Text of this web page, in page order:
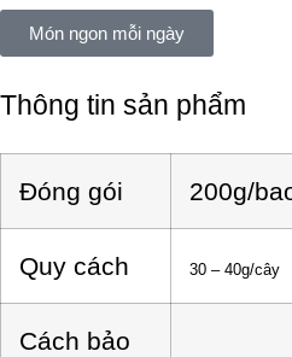
Món ngon mỗi ngày
Thông tin sản phẩm
Đóng gói 200g/
Quy cách 30 – 40g/cây
Cách bảo